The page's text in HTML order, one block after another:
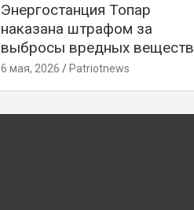
Энергостанция Топар
наказана штрафом за
выбросы вредных веществ
6 мая, 2026 Patriotnews